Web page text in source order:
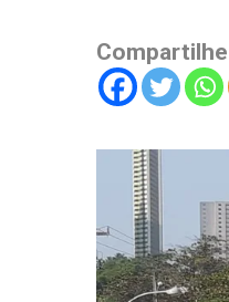
Compartilhe